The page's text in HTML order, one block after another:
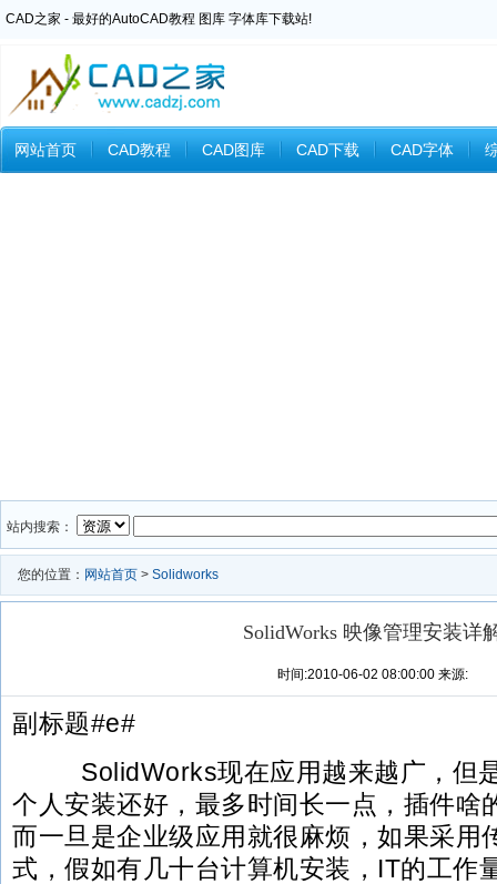
CAD之家 - 最好的AutoCAD教程 图库 字体库下载站!
网站首页 CAD教程 CAD图库 CAD下载 CAD字体
站内搜索：
您的位置： 网站首页 > Solidworks
SolidWorks 映像管理安装详
时间:2010-06-02 08:00:00 来源:
副标题#e#
SolidWorks现在应用越来越广，但
个人安装还好，最多时间长一点，插件啥
而一旦是企业级应用就很麻烦，如果采用
式，假如有几十台计算机安装，IT的工作